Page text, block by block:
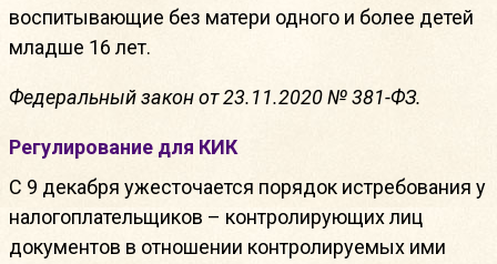
воспитывающие без матери одного и более детей
младше 16 лет.
Федеральный закон от 23.11.2020 № 381-ФЗ.
Регулирование для КИК
С 9 декабря ужесточается порядок истребования у
налогоплательщиков – контролирующих лиц
документов в отношении контролируемых ими